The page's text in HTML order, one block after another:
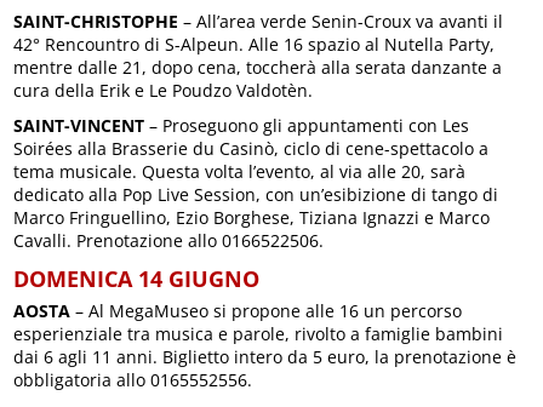
SAINT-CHRISTOPHE – All’area verde Senin-Croux va avanti il
42° Rencountro di S-Alpeun. Alle 16 spazio al Nutella Party,
mentre dalle 21, dopo cena, toccherà alla serata danzante a
cura della Erik e Le Poudzo Valdotèn.
SAINT-VINCENT – Proseguono gli appuntamenti con Les
Soirées alla Brasserie du Casinò, ciclo di cene-spettacolo a
tema musicale. Questa volta l’evento, al via alle 20, sarà
dedicato alla Pop Live Session, con un’esibizione di tango di
Marco Fringuellino, Ezio Borghese, Tiziana Ignazzi e Marco
Cavalli. Prenotazione allo 0166522506.
DOMENICA 14 GIUGNO
AOSTA – Al MegaMuseo si propone alle 16 un percorso
esperienziale tra musica e parole, rivolto a famiglie bambini
dai 6 agli 11 anni. Biglietto intero da 5 euro, la prenotazione è
obbligatoria allo 0165552556.